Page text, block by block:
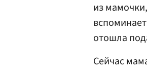
из
отошла
Сейчас